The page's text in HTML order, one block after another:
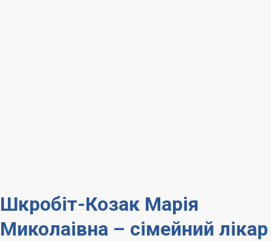
Шкробіт-Козак Марія
Миколаівна – сімейний лікар